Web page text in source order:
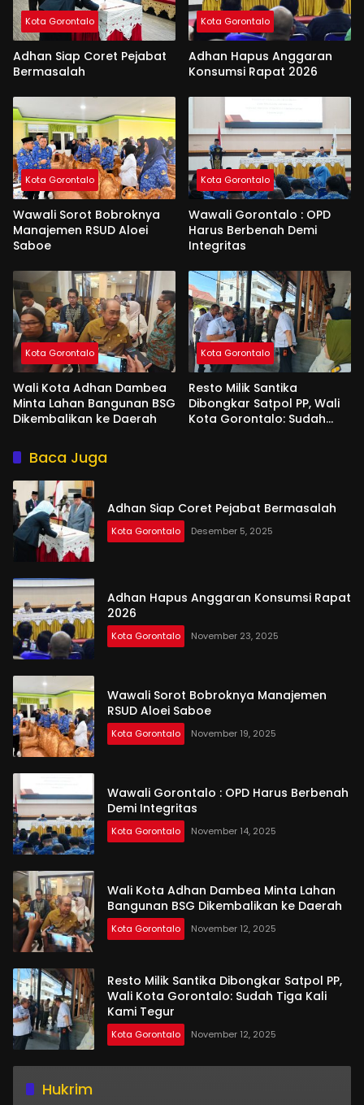
Kota Gorontalo
Adhan Siap Coret Pejabat
Bermasalah
Kota Gorontalo
Adhan Hapus Anggaran
Konsumsi Rapat 2026
Kota Gorontalo
Wawali Sorot Bobroknya
Manajemen RSUD Aloei
Saboe
Kota Gorontalo
Wawali Gorontalo : OPD
Harus Berbenah Demi
Integritas
Kota Gorontalo
Wali Kota Adhan Dambea
Minta Lahan Bangunan BSG
Dikembalikan ke Daerah
Kota Gorontalo
Resto Milik Santika
Dibongkar Satpol PP, Wali
Kota Gorontalo: Sudah
Baca Juga
Adhan Siap Coret Pejabat Bermasalah
Kota Gorontalo Desember 5, 2025
Adhan Hapus Anggaran Konsumsi Rapat
2026
Kota Gorontalo November 23, 2025
Wawali Sorot Bobroknya Manajemen
RSUD Aloei Saboe
Kota Gorontalo November 19, 2025
Wawali Gorontalo : OPD Harus Berbenah
Demi Integritas
Kota Gorontalo November 14, 2025
Wali Kota Adhan Dambea Minta Lahan
Bangunan BSG Dikembalikan ke Daerah
Kota Gorontalo November 12, 2025
Resto Milik Santika Dibongkar Satpol PP,
Wali Kota Gorontalo: Sudah Tiga Kali
Kami Tegur
Kota Gorontalo November 12, 2025
Hukrim